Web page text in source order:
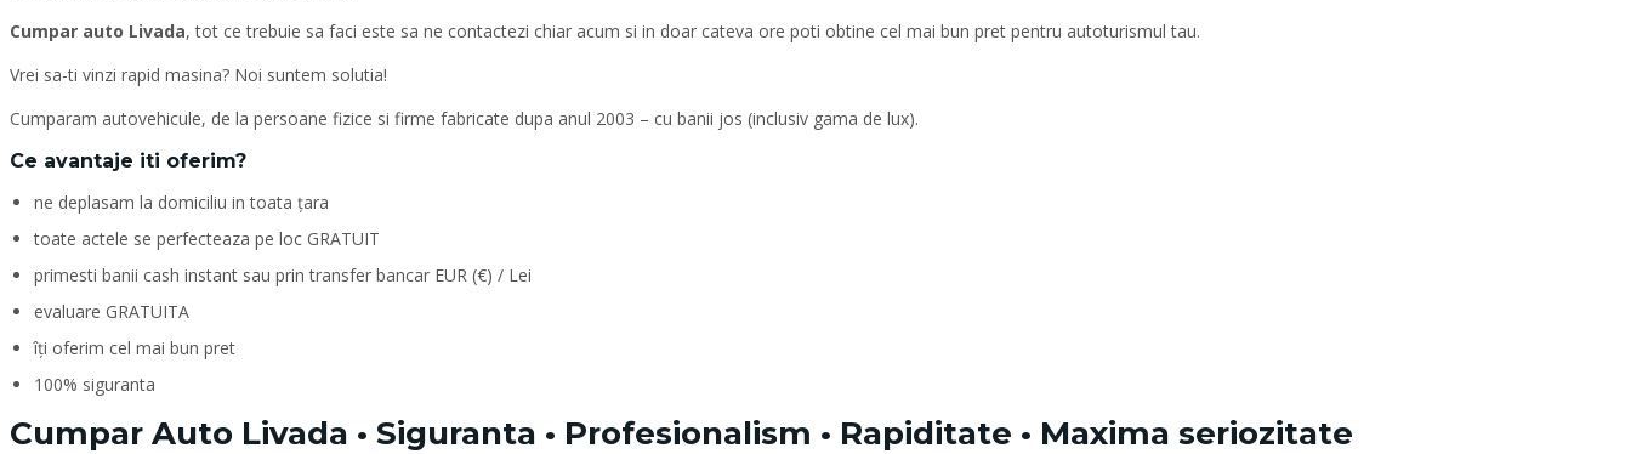
Cumpar auto Livada, tot ce trebuie sa faci este sa ne contactezi chiar acum si in doar cateva ore poti obtine cel mai bun pret pentru autoturismul tau.
Vrei sa-ti vinzi rapid masina? Noi suntem solutia!
Cumparam autovehicule, de la persoane fizice si firme fabricate dupa anul 2003 – cu banii jos (inclusiv gama de lux).
Ce avantaje iti oferim?
ne deplasam la domiciliu in toata țara
toate actele se perfecteaza pe loc GRATUIT
primesti banii cash instant sau prin transfer bancar EUR (€) / Lei
evaluare GRATUITA
îți oferim cel mai bun pret
100% siguranta
Cumpar Auto Livada • Siguranta • Profesionalism • Rapiditate • Maxima seriozitate